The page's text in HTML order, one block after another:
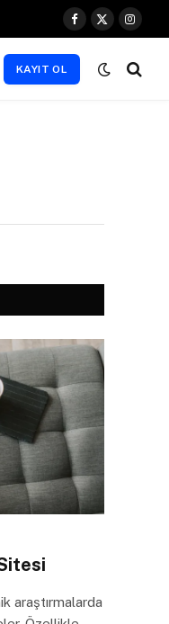
Facebook
X
KAYIT OL
araştırmalarda